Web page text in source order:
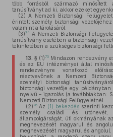
több forrásból származó minősített
tanúsítványt ad ki, akkor ezeket
(2) A Nemzeti Biztonsági
érintett személy biztonsági
valamint a tárolásáról.
(3)74 A Nemzeti Biztonsági
tanúsítvány esetében a biztonsági
tekintetében a szükséges biztonsági
13. § (1)75Mindazon rendezvény
és az EU intézményei által
rendezvényre vonatkozó
résztvevőnek a Nemzeti
személyi biztonsági
biztonsági vezetője egy
nyelvű – igazolás (a továbbiakban:
Nemzeti Biztonsági Felügyeletnél.
(2)76Az (1) bekezdés szerinti
személy családi és
állampolgárságát, úti okmányának
megnevezését magyarul és
megnevezését magyarul és